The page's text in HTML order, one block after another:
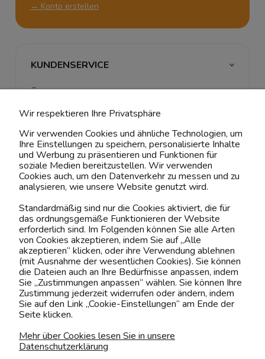
→ Konto erstellen
Kontaktiere uns!
0151 12200811
shop@yourhouse24.eu
Mo. - Fr. 07:00-15:00
KUNDENSERVICE
ÜBER UNS & RECHTLICHES
MEIN ACCOUNT
BELIEBTE KATEGORIEN
Wir respektieren Ihre Privatsphäre
Wir verwenden Cookies und ähnliche Technologien, um
Ihre Einstellungen zu speichern, personalisierte Inhalte
und Werbung zu präsentieren und Funktionen für
soziale Medien bereitzustellen. Wir verwenden
Cookies auch, um den Datenverkehr zu messen und zu
analysieren, wie unsere Website genutzt wird.
Standardmäßig sind nur die Cookies aktiviert, die für
das ordnungsgemäße Funktionieren der Website
erforderlich sind. Im Folgenden können Sie alle Arten
von Cookies akzeptieren, indem Sie auf „Alle
akzeptieren“ klicken, oder ihre Verwendung ablehnen
(mit Ausnahme der wesentlichen Cookies). Sie können
die Dateien auch an Ihre Bedürfnisse anpassen, indem
Sie „Zustimmungen anpassen“ wählen. Sie können Ihre
Zustimmung jederzeit widerrufen oder ändern, indem
Sie auf den Link „Cookie-Einstellungen“ am Ende der
Seite klicken.
Mehr über Cookies lesen Sie in unsere
Datenschutzerklärung